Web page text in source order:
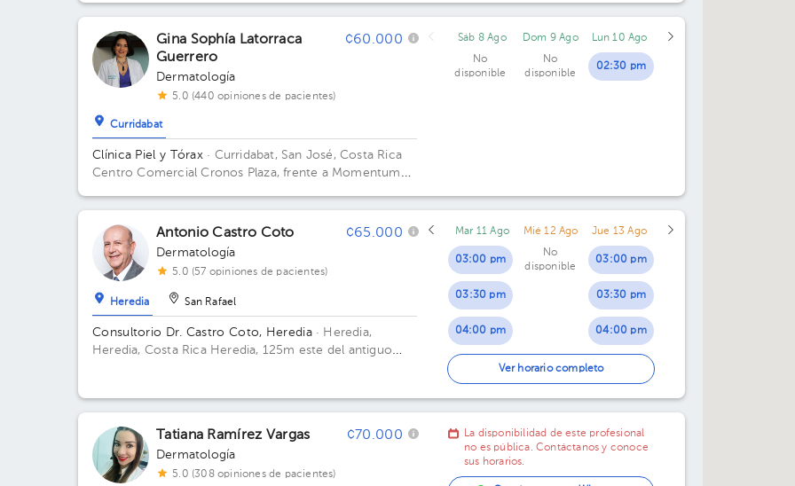
Ascensión Esquivel
01:20 pm
01:40 pm
02:20 pm
04:00 pm
Gina Sophía Latorraca
Guerrero
¢60.000
Dermatología
5.0 (440 opiniones de pacientes)
Curridabat
Clínica Piel y Tórax · Curridabat, San José, Costa Rica
Centro Comercial Cronos Plaza, frente a Momentum
Sáb 8 Ago
No
disponible
Dom 9 Ago
No
disponible
Lun 10 Ago
02:30 pm
Antonio Castro Coto ¢65.000
Dermatología
5.0 (57 opiniones de pacientes)
Heredia San Rafael
Consultorio Dr. Castro Coto, Heredia· Heredia,
Heredia, Costa Rica Heredia, 125m este del antiguo
Mar 11 Ago
03:00 pm
03:30 pm
04:00 pm
04:30 pm
Mié 12 Ago
No
disponible
Jue 13 Ago
03:00 pm
03:30 pm
04:00 pm
04:30 pm
Ver horario completo
Tatiana Ramírez Vargas ¢70.000
Dermatología
5.0 (308 opiniones de pacientes)
La disponibilidad de este profesional
no es pública. Contáctanos y conoce
sus horarios.